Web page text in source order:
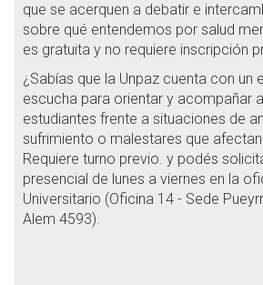
que se acerquen a debatir e
sobre qué entendemos por salud
es gratuita y no requiere inscripción
¿Sabías que la Unpaz cuenta con un
escucha para orientar y acompañar
estudiantes frente a situaciones de
sufrimiento o malestares que
Requiere turno previo. y podés
presencial de lunes a viernes en la
Universitario (Oficina 14 - Sede
Alem 4593).